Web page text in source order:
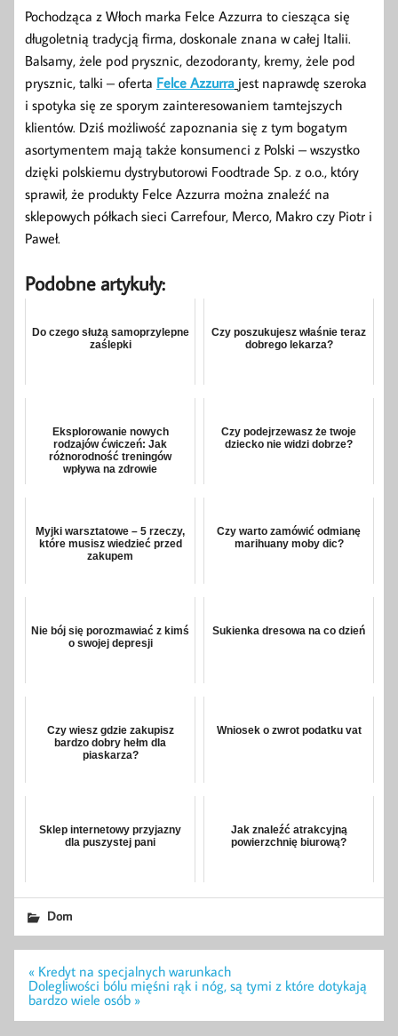
Pochodząca z Włoch marka Felce Azzurra to ciesząca się
długoletnią tradycją firma, doskonale znana w całej Italii.
Balsamy, żele pod prysznic, dezodoranty, kremy, żele pod
prysznic, talki – oferta Felce Azzurra jest naprawdę szeroka
i spotyka się ze sporym zainteresowaniem tamtejszych
klientów. Dziś możliwość zapoznania się z tym bogatym
asortymentem mają także konsumenci z Polski – wszystko
dzięki polskiemu dystrybutorowi Foodtrade Sp. z o.o., który
sprawił, że produkty Felce Azzurra można znaleźć na
sklepowych półkach sieci Carrefour, Merco, Makro czy Piotr i
Paweł.
Podobne artykuły:
Do czego służą samoprzylepne
zaślepki
Czy poszukujesz właśnie teraz
dobrego lekarza?
Eksplorowanie nowych
rodzajów ćwiczeń: Jak
różnorodność treningów
wpływa na zdrowie
Czy podejrzewasz że twoje
dziecko nie widzi dobrze?
Myjki warsztatowe – 5 rzeczy,
które musisz wiedzieć przed
zakupem
Czy warto zamówić odmianę
marihuany moby dic?
Nie bój się porozmawiać z kimś
o swojej depresji
Sukienka dresowa na co dzień
Czy wiesz gdzie zakupisz
bardzo dobry hełm dla
piaskarza?
Wniosek o zwrot podatku vat
Sklep internetowy przyjazny
dla puszystej pani
Jak znaleźć atrakcyjną
powierzchnię biurową?
Dom
Nawigacja
wpisu
« Kredyt na specjalnych warunkach
Dolegliwości bólu mięśni rąk i nóg, są tymi z które dotykają
bardzo wiele osób »